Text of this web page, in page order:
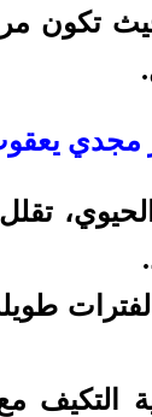
تكون
مجدي
الحيوي،
التكيف